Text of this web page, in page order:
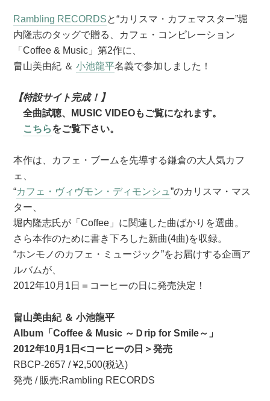
Rambling RECORDSと“カリスマ・カフェマスター”堀
内隆志のタッグで贈る、カフェ・コンピレーション
「Coffee & Music」第2作に、
畠山美由紀 ＆小池龍平名義で参加しました！
【特設サイト完成！】
全曲試聴、MUSIC VIDEOもご覧になれます。
こちらをご覧下さい。
本作は、カフェ・ブームを先導する鎌倉の大人気カフ
ェ、
“カフェ・ヴィヴモン・ディモンシュ”のカリスマ・マス
ター、
堀内隆志氏が「Coffee」に関連した曲ばかりを選曲。
さら本作のために書き下ろした新曲(4曲)を収録。
“ホンモノのカフェ・ミュージック”をお届けする企画ア
ルバムが、
2012年10月1日＝コーヒーの日に発売決定！
畠山美由紀 ＆ 小池龍平
Album「Coffee & Music ～Ｄrip for Smile～」
2012年10月1日<コーヒーの日＞発売
RBCP-2657 / ¥2,500(税込)
発売 / 販売:Rambling RECORDS